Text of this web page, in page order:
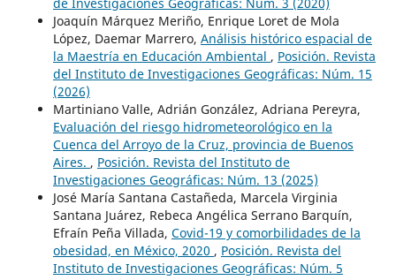
Joaquín Márquez Meriño, Enrique Loret de Mola
López, Daemar Marrero, Análisis histórico espacial de
la Maestría en Educación Ambiental , Posición. Revista
del Instituto de Investigaciones Geográficas: Núm. 15
(2026)
Martiniano Valle, Adrián González, Adriana Pereyra,
Evaluación del riesgo hidrometeorológico en la
Cuenca del Arroyo de la Cruz, provincia de Buenos
Aires. , Posición. Revista del Instituto de
Investigaciones Geográficas: Núm. 13 (2025)
José María Santana Castañeda, Marcela Virginia
Santana Juárez, Rebeca Angélica Serrano Barquín,
Efraín Peña Villada, Covid-19 y comorbilidades de la
obesidad, en México, 2020 , Posición. Revista del
Instituto de Investigaciones Geográficas: Núm. 5